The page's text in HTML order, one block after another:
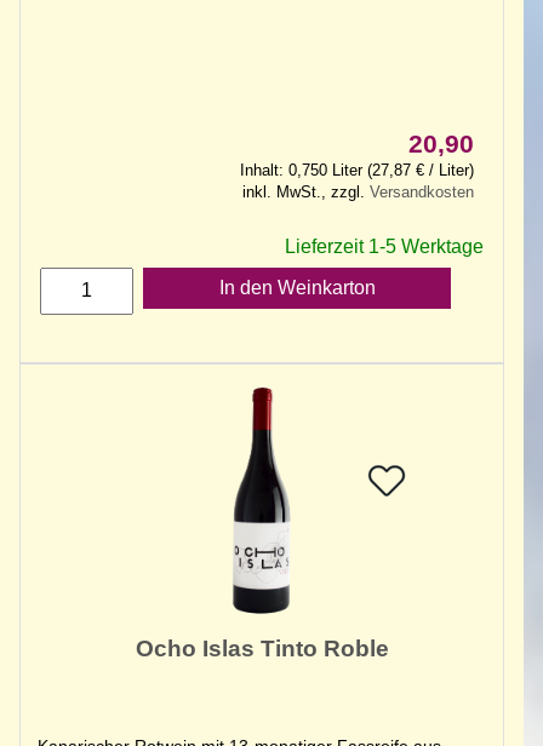
20,90
Inhalt: 0,750 Liter (27,87 € / Liter)
inkl. MwSt., zzgl.Versandkosten
Lieferzeit 1-5 Werktage
In den Weinkarton
Ocho Islas Tinto Roble